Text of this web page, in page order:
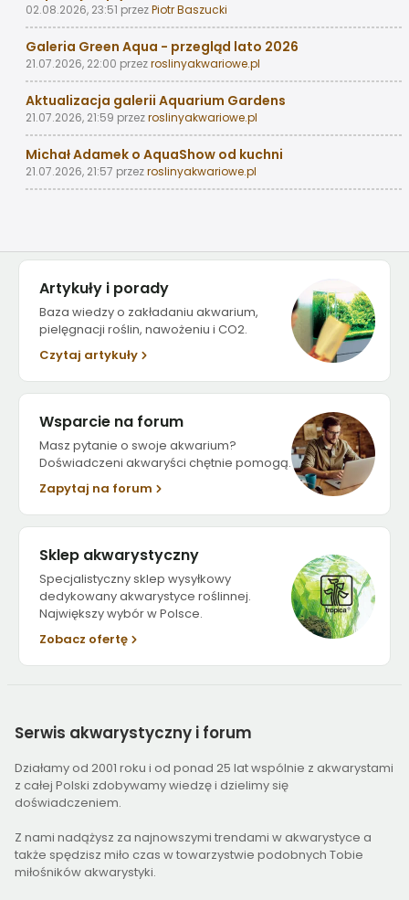
02.08.2026, 23:51 przezPiotr Baszucki
Galeria Green Aqua - przegląd lato 2026
21.07.2026, 22:00 przezroslinyakwariowe.pl
Aktualizacja galerii Aquarium Gardens
21.07.2026, 21:59 przezroslinyakwariowe.pl
Michał Adamek o AquaShow od kuchni
21.07.2026, 21:57 przezroslinyakwariowe.pl
Artykuły i porady
Baza wiedzy o zakładaniu akwarium,
pielęgnacji roślin, nawożeniu i CO2.
Czytaj artykuły
Wsparcie na forum
Masz pytanie o swoje akwarium?
Doświadczeni akwaryści chętnie pomogą.
Zapytaj na forum
Sklep akwarystyczny
Specjalistyczny sklep wysyłkowy
dedykowany akwarystyce roślinnej.
Największy wybór w Polsce.
Zobacz ofertę
Serwis akwarystyczny i forum
Działamy od 2001 roku i od ponad 25 lat wspólnie z akwarystami
z całej Polski zdobywamy wiedzę i dzielimy się
doświadczeniem.
Z nami nadążysz za najnowszymi trendami w akwarystyce a
także spędzisz miło czas w towarzystwie podobnych Tobie
miłośników akwarystyki.